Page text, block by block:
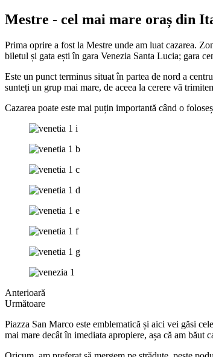
Mestre - cel mai mare oraș din
Prima oprire a fost la Mestre unde am luat cazarea.
biletul și gata ești în gara Venezia Santa Lucia; gara
Este un punct terminus situat în partea de nord a
sunteți un grup mai mare, de aceea la cerere vă
Cazarea poate este mai puțin importantă când o
Anterioară
Următoare
Piazza San Marco este emblematică și aici vei găsi
mai mare decât în imediata apropiere, așa că am băut